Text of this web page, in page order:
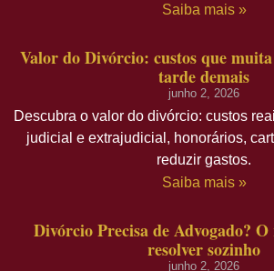
Saiba mais »
Valor do Divórcio: custos que muita
tarde demais
junho 2, 2026
Descubra o valor do divórcio: custos
judicial e extrajudicial, honorários,
reduzir gastos.
Saiba mais »
Divórcio Precisa de Advogado?
resolver sozinho
junho 2, 2026